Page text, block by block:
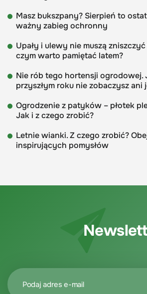
Masz bukszpany? Sierpień to
ważny zabieg ochronny
Upały i ulewy nie muszą
czym warto pamiętać latem?
Nie rób tego hortensji ogrodowej.
przyszłym roku nie zobaczysz
Ogrodzenie z patyków – płotek
Jak i z czego zrobić?
Letnie wianki. Z czego zrobić?
inspirujących pomysłów